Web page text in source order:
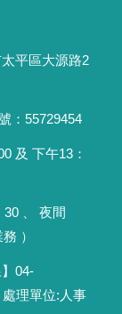
平區大源路2
：55729454
及 下午13：
30 、 夜間
）
04-
理單位:人事